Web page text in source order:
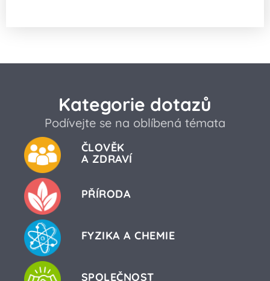
Kategorie dotazů
Podívejte se na oblíbená témata
ČLOVĚK
A ZDRAVÍ
PŘÍRODA
FYZIKA A CHEMIE
SPOLEČNOST